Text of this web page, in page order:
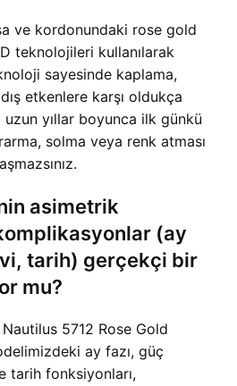
ve kordonundaki rose gold
teknolojileri kullanılarak
sayesinde kaplama,
etkenlere karşı oldukça
yıllar boyunca ilk günkü
solma veya renk atması
asimetrik
(ay
tarih) gerçekçi bir
mu?
5712 Rose Gold
ay fazı, güç
tarih fonksiyonları,